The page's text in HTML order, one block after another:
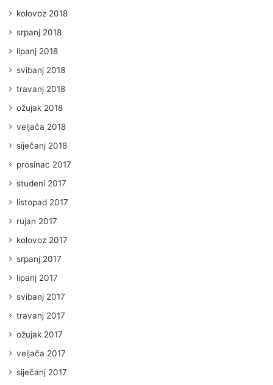
kolovoz 2018
srpanj 2018
lipanj 2018
svibanj 2018
travanj 2018
ožujak 2018
veljača 2018
siječanj 2018
prosinac 2017
studeni 2017
listopad 2017
rujan 2017
kolovoz 2017
srpanj 2017
lipanj 2017
svibanj 2017
travanj 2017
ožujak 2017
veljača 2017
siječanj 2017